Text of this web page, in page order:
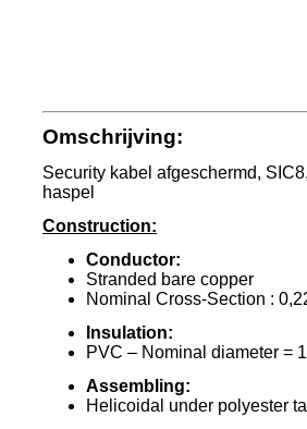
Omschrijving:
Security kabel afgeschermd,
haspel
Construction:
Conductor:
Stranded bare copper
Nominal Cross-Section :
Insulation:
PVC – Nominal diameter =
Assembling:
Helicoidal under polyester